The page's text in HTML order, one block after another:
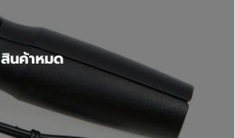
สินค้าหมด